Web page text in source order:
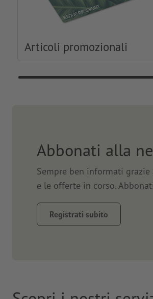
Articoli promozionali
Abbonati alla
Sempre ben informati
e le offerte in corso.
Registrati subito